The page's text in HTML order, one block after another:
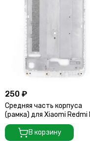
250 ₽
Средняя часть корпуса
(рамка) для Xiaomi Redmi
5 белая
В корзину